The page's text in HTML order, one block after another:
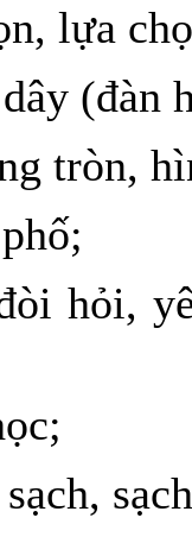
lựa
(đàn
tròn,
hỏi,